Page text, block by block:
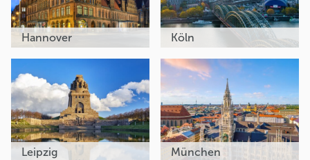
Hannover Köln
Leipzig München